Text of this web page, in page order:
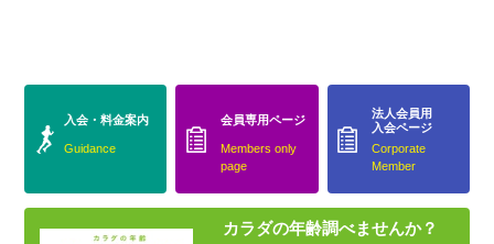
入会・料金案内
Guidance
会員専用ページ
Members only
page
法人会員用
入会ページ
Corporate
Member
カラダの年齢調べませんか？